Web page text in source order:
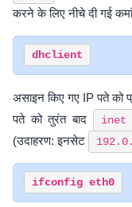
करने के लिए नीचे दी गई
असाइन किए गए IP पते को
​​पते को तुरंत बाद
inet
(उदाहरण: इनसेट